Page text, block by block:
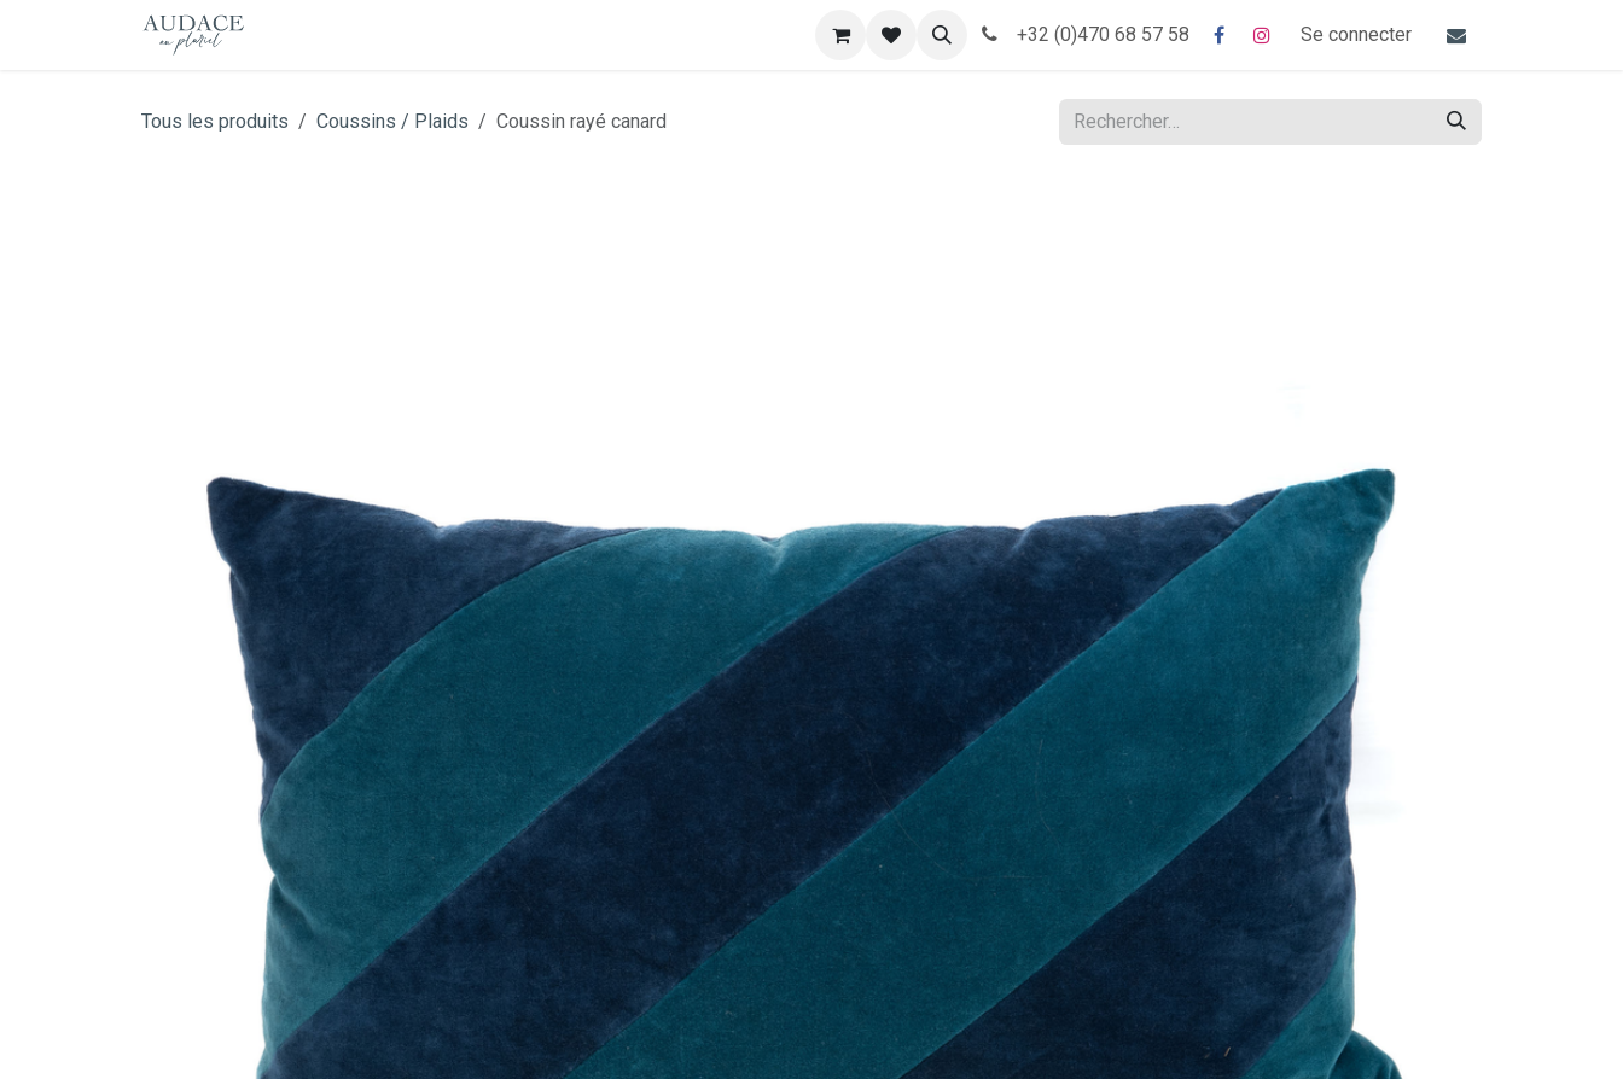
Se rendre au contenu
Nos réalisations +32 (0)470 68 57 58 Se connecter
Tous les produits Coussins / Plaids Coussin rayé canard